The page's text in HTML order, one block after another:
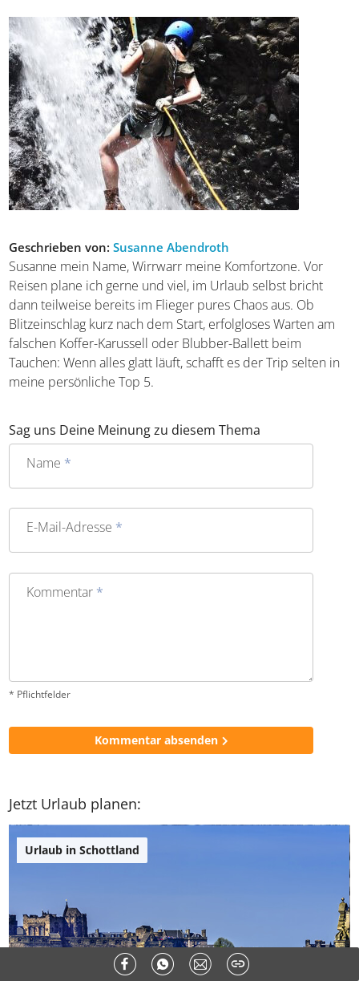
Susanne mein Name, Wirrwarr meine Komfortzone. Vor
Reisen plane ich gerne und viel, im Urlaub selbst bricht
dann teilweise bereits im Flieger pures Chaos aus. Ob
Blitzeinschlag kurz nach dem Start, erfolgloses Warten am
falschen Koffer-Karussell oder Blubber-Ballett beim
Tauchen: Wenn alles glatt läuft, schafft es der Trip selten
in meine persönliche Top 5.
Name*
Urlaub in Schottland